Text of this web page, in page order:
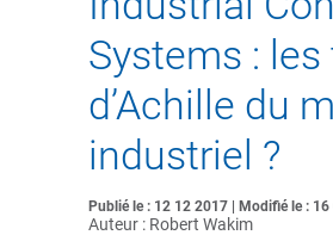
Systems :
d’Achille du
industriel ?
Publié le : 12 12 2017 | Modifié le :
Auteur : Robert Wakim